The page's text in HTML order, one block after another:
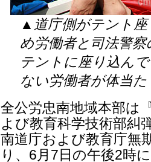
▲道庁側がテント
め労働者と司法警
テントに座り込ん
ない労働者が体当
全公労忠南地域本部は
よび教育科学技術部糾
南道庁および教育庁無
り、6月7日の午後2時